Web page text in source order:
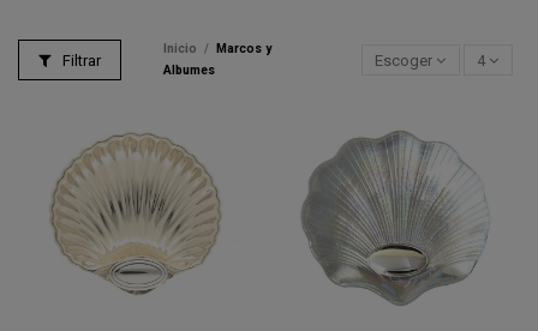
Filtrar
Inicio
Marcos y
Albumes
Escoger 4